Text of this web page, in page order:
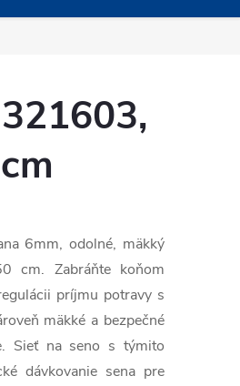
6mm, odolné, mäkký
cm. Zabráňte koňom
príjmu potravy s
mäkké a bezpečné
Sieť na seno s týmito
dávkovanie sena pre